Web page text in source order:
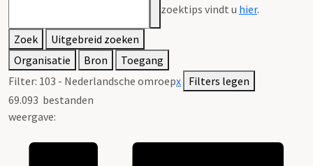
zoektips vindt u hier.
Zoek
Uitgebreid zoeken
Organisatie
Bron
Toegang
Filter: 103 - Nederlandsche omroepx Filters legen
69.093 bestanden
weergave: